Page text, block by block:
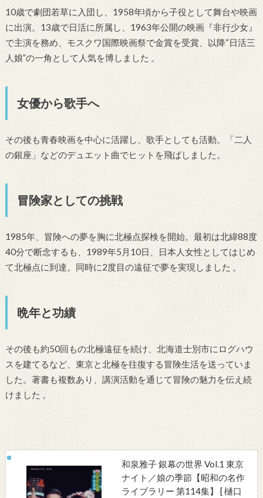
10歳で劇団若草に入団し、1958年頃から子役として舞台や映画
に出演。13歳で日活に所属し、1963年公開の映画『非行少女』
で主演を務め、モスクワ国際映画祭で金賞を受賞、以降“日活三
人娘”の一角として人気を博しました 。
女優から歌手へ
その後も青春映画を中心に活躍し、歌手としても活動。「二人
の銀座」などのデュエット曲でヒットを飛ばしました 。
冒険家としての挑戦
1985年、冒険への夢を胸に北極点探検を開始。最初は北緯88度
40分で断念するも、1989年5月10日、日本人女性としてはじめ
て北極点に到達。同時に2度目の遠征で夢を実現しました 。
晩年と功績
その後も約50回もの北極遠征を続け、北海道士別市にログハウ
スを建てるなど、東京と北極を往復する冒険生活を送っていま
した。著書も複数あり、講演活動を通じて冒険の魅力を伝え続
けました 。
和泉雅子 銀幕の世界 Vol.1 東京
ナイト／娘の季節【昭和の名作
ライブラリー 第114集】 [ 樋口